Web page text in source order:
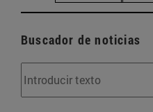
Buscador de noticias